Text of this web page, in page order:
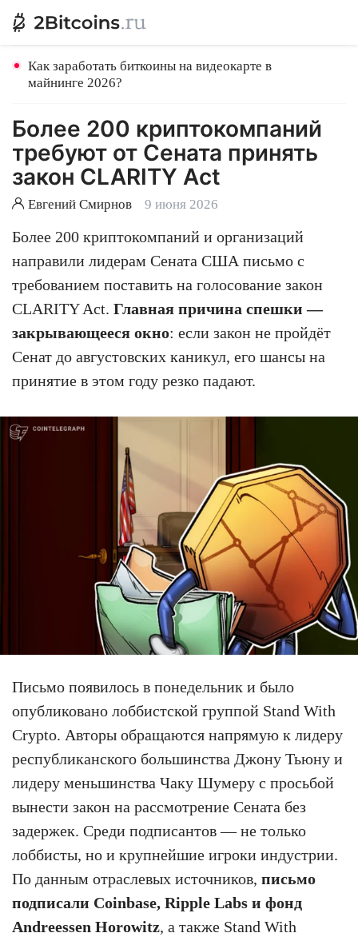
Как заработать биткоины на видеокарте в
майнинге 2026?
Более 200 криптокомпаний
требуют от Сената принять
закон CLARITY Act
Евгений Смирнов 9 июня 2026
Более 200 криптокомпаний и организаций
направили лидерам Сената США письмо с
требованием поставить на голосование закон
CLARITY Act. Главная причина спешки —
закрывающееся окно: если закон не пройдёт
Сенат до августовских каникул, его шансы на
принятие в этом году резко падают.
Письмо появилось в понедельник и было
опубликовано лоббистской группой Stand With
Crypto. Авторы обращаются напрямую к лидеру
республиканского большинства Джону Тьюну и
лидеру меньшинства Чаку Шумеру с просьбой
вынести закон на рассмотрение Сената без
задержек. Среди подписантов — не только
лоббисты, но и крупнейшие игроки индустрии.
По данным отраслевых источников, письмо
подписали Coinbase, Ripple Labs и фонд
Andreessen Horowitz, а также Stand With